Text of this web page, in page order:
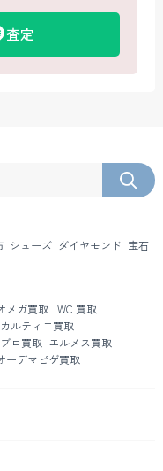
査定
シューズ ダイヤモンド 宝石
メガ買取 IWC 買取
カルティエ買取
ロ買取 エルメス買取
ーデマピゲ買取